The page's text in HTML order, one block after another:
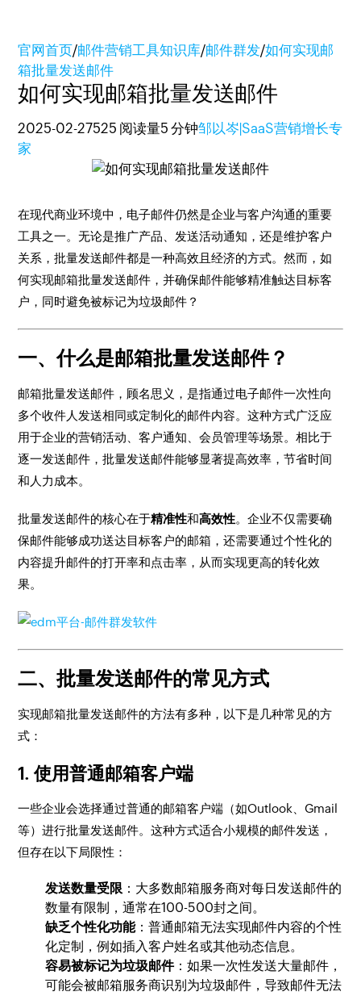
官网首页/邮件营销工具知识库/邮件群发/如何实现邮
箱批量发送邮件
如何实现邮箱批量发送邮件
2025-02-27525 阅读量5 分钟邹以岑|SaaS营销增长专
家
在现代商业环境中，电子邮件仍然是企业与客户沟通的重要
工具之一。无论是推广产品、发送活动通知，还是维护客户
关系，批量发送邮件都是一种高效且经济的方式。然而，如
何实现邮箱批量发送邮件，并确保邮件能够精准触达目标客
户，同时避免被标记为垃圾邮件？
一、什么是邮箱批量发送邮件？
邮箱批量发送邮件，顾名思义，是指通过电子邮件一次性向
多个收件人发送相同或定制化的邮件内容。这种方式广泛应
用于企业的营销活动、客户通知、会员管理等场景。相比于
逐一发送邮件，批量发送邮件能够显著提高效率，节省时间
和人力成本。
批量发送邮件的核心在于精准性和高效性。企业不仅需要确
保邮件能够成功送达目标客户的邮箱，还需要通过个性化的
内容提升邮件的打开率和点击率，从而实现更高的转化效
果。
二、批量发送邮件的常见方式
实现邮箱批量发送邮件的方法有多种，以下是几种常见的方
式：
1. 使用普通邮箱客户端
一些企业会选择通过普通的邮箱客户端（如Outlook、Gmail
等）进行批量发送邮件。这种方式适合小规模的邮件发送，
但存在以下局限性：
发送数量受限 ：大多数邮箱服务商对每日发送邮件的
数量有限制，通常在100-500封之间。
缺乏个性化功能：普通邮箱无法实现邮件内容的个性
化定制，例如插入客户姓名或其他动态信息。
容易被标记为垃圾邮件：如果一次性发送大量邮件，
可能会被邮箱服务商识别为垃圾邮件，导致邮件无法